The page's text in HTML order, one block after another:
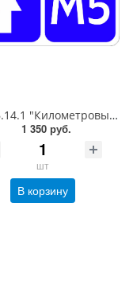
Знак 6.14.1 "Километровый знак",350*700Тип А (1б) Микропризм. (7-9 лет)металл 0.8 мм
1 350 руб.
шт
В корзину